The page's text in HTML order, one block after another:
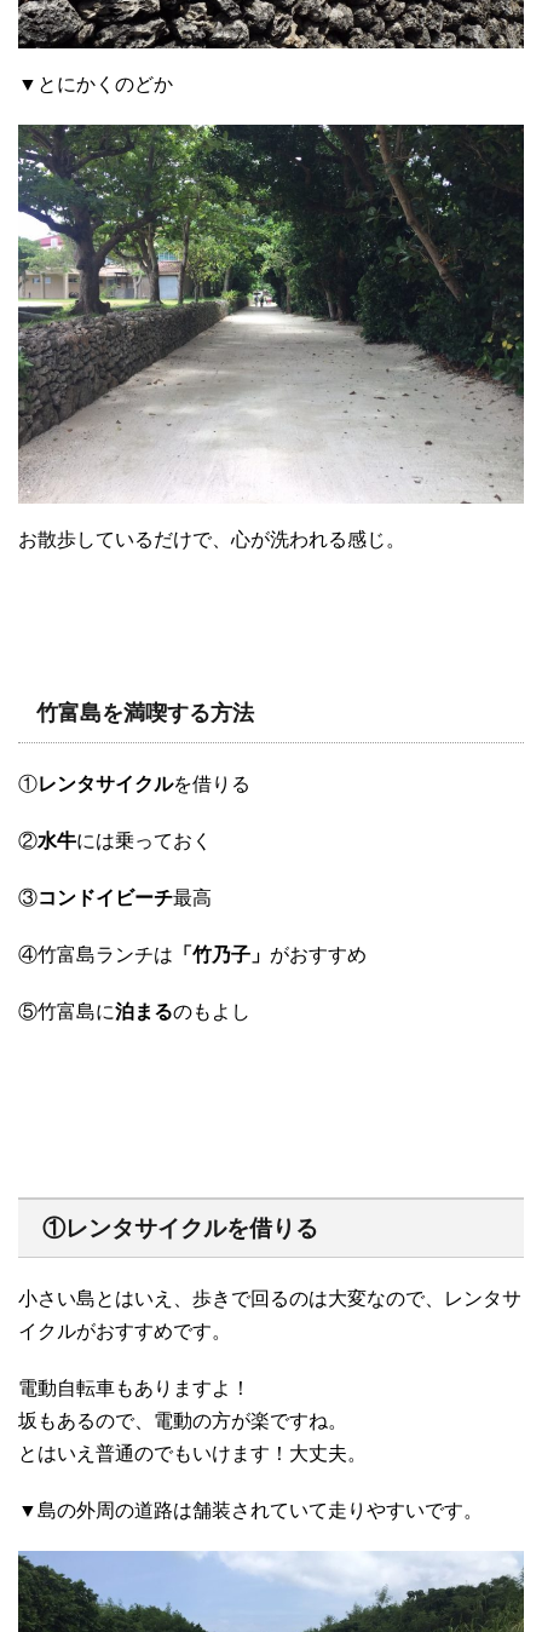
▼とにかくのどか
お散歩しているだけで、心が洗われる感じ。
竹富島を満喫する方法
①レンタサイクルを借りる
②水牛には乗っておく
③コンドイビーチ最高
④竹富島ランチは 「竹乃子」 がおすすめ
⑤竹富島に泊まるのもよし
①レンタサイクルを借りる
小さい島とはいえ、歩きで回るのは大変なので、レンタサ
イクルがおすすめです。
電動自転車もありますよ！
坂もあるので、電動の方が楽ですね。
とはいえ普通のでもいけます！大丈夫。
▼島の外周の道路は舗装されていて走りやすいです。